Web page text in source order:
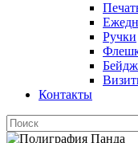
Ручки
Контакты